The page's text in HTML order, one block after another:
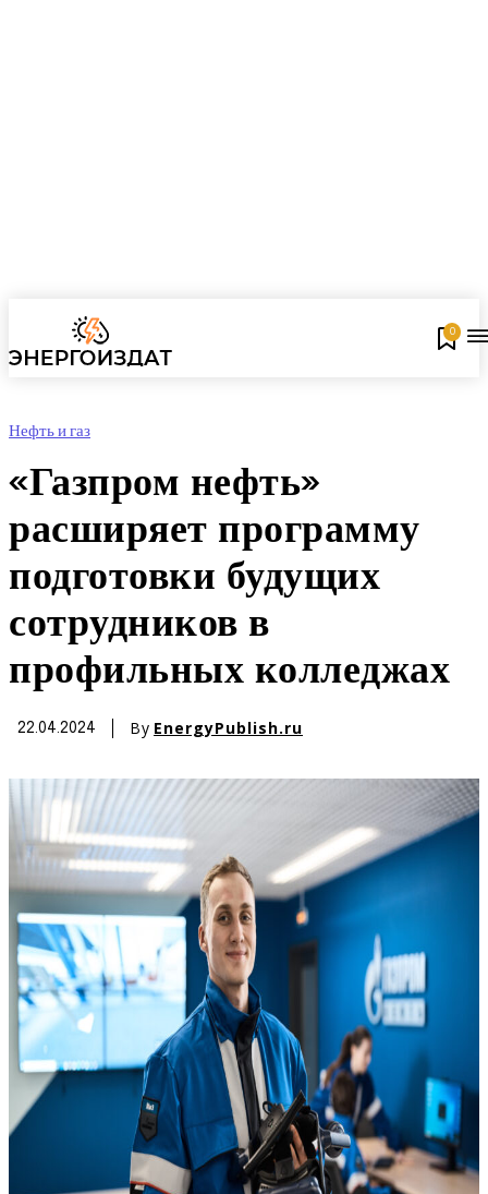
0
Нефть и газ
«Газпром нефть»
расширяет программу
подготовки будущих
сотрудников в
профильных колледжах
22.04.2024 By EnergyPublish.ru